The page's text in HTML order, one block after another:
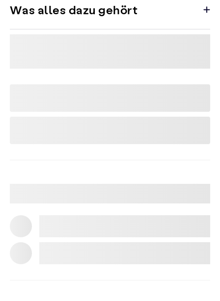
Was alles dazu gehört